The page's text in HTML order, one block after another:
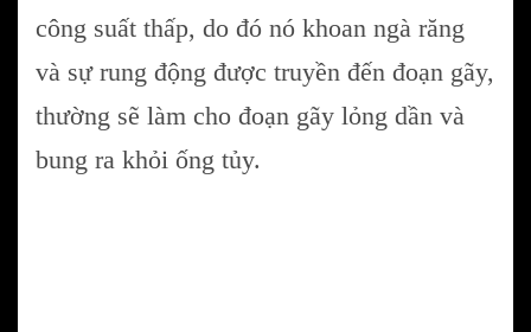
công suất thấp, do đó nó khoan ngà răng
và sự rung động được truyền đến đoạn gãy,
thường sẽ làm cho đoạn gãy lỏng dần và
bung ra khỏi ống tủy.